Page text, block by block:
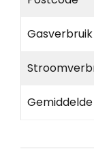
Gasverbruik